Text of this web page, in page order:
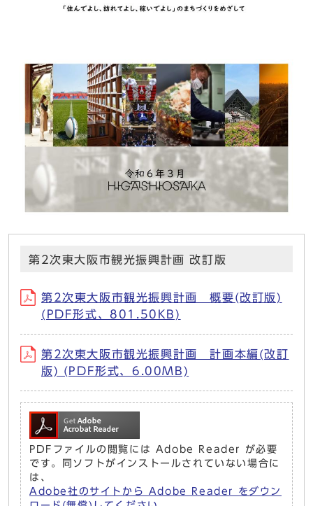
第2次東大阪市観光振興計画 改訂版
第2次東大阪市観光振興計画 概要(改訂版)
(PDF形式、801.50KB)
第2次東大阪市観光振興計画 計画本編(改訂
版) (PDF形式、6.00MB)
PDFファイルの閲覧には Adobe Reader が必要
です。同ソフトがインストールされていない場合に
は、
Adobe社のサイトから Adobe Reader をダウン